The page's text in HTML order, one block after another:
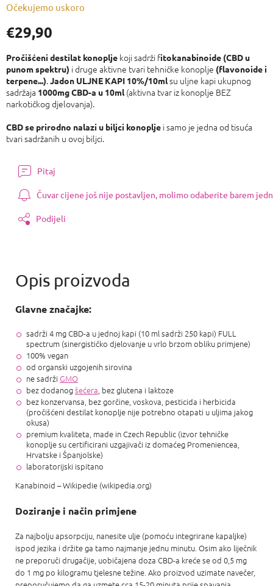
€29,90
cijenu:
Očekujemo uskoro
Pročišćeni destilat konoplje koji sadrži fitokanabinoide (CBD u
punom spektru) i druge aktivne tvari tehničke konoplje (flavonoide i
terpene...).Jadon ULJNE KAPI 10%/10mlsu uljne kapi ukupnog
sadržaja 1000mg CBD-a u 10ml(aktivna tvar iz konoplje BEZ
narkotičkog djelovanja).
CBD se prirodno nalazi u biljci konoplje i samo je jedna od tisuća
tvari sadržanih u ovoj biljci.
Pitaj
Čuvar cijene još nije postavljen, molimo odaberite barem
Podijeli
Glavne značajke:
sadrži 4 mg CBD-a u jednoj kapi (10 ml sadrži 250 kapi) FULL
spectrum (sinergističko djelovanje u vrlo brzom obliku primjene)
100% vegan
od organski uzgojenih sirovina
ne sadrži GMO
bez dodanogšećera , bez glutena i laktoze
bez konzervansa, bez gorčine, voskova, pesticida i herbicida
(pročišćeni destilat konoplje nije potrebno otapati u uljima jakog
okusa)
premium kvaliteta, made in Czech Republic (izvor tehničke
konoplje su certificirani uzgajivači iz domaćeg Promeniencea,
Hrvatske i Španjolske)
laboratorijski ispitano
Kanabinoid – Wikipedie (wikipedia.org)
Doziranje i način primjene
Za najbolju apsorpciju, nanesite ulje (pomoću integrirane kapaljke)
ispod jezika i držite ga tamo najmanje jednu minutu. Osim ako liječnik
ne preporuči drugačije, uobičajena doza CBD-a kreće se od 0,5 mg
do 1 mg po kilogramu tjelesne težine. Ako proizvod uzimate navečer,